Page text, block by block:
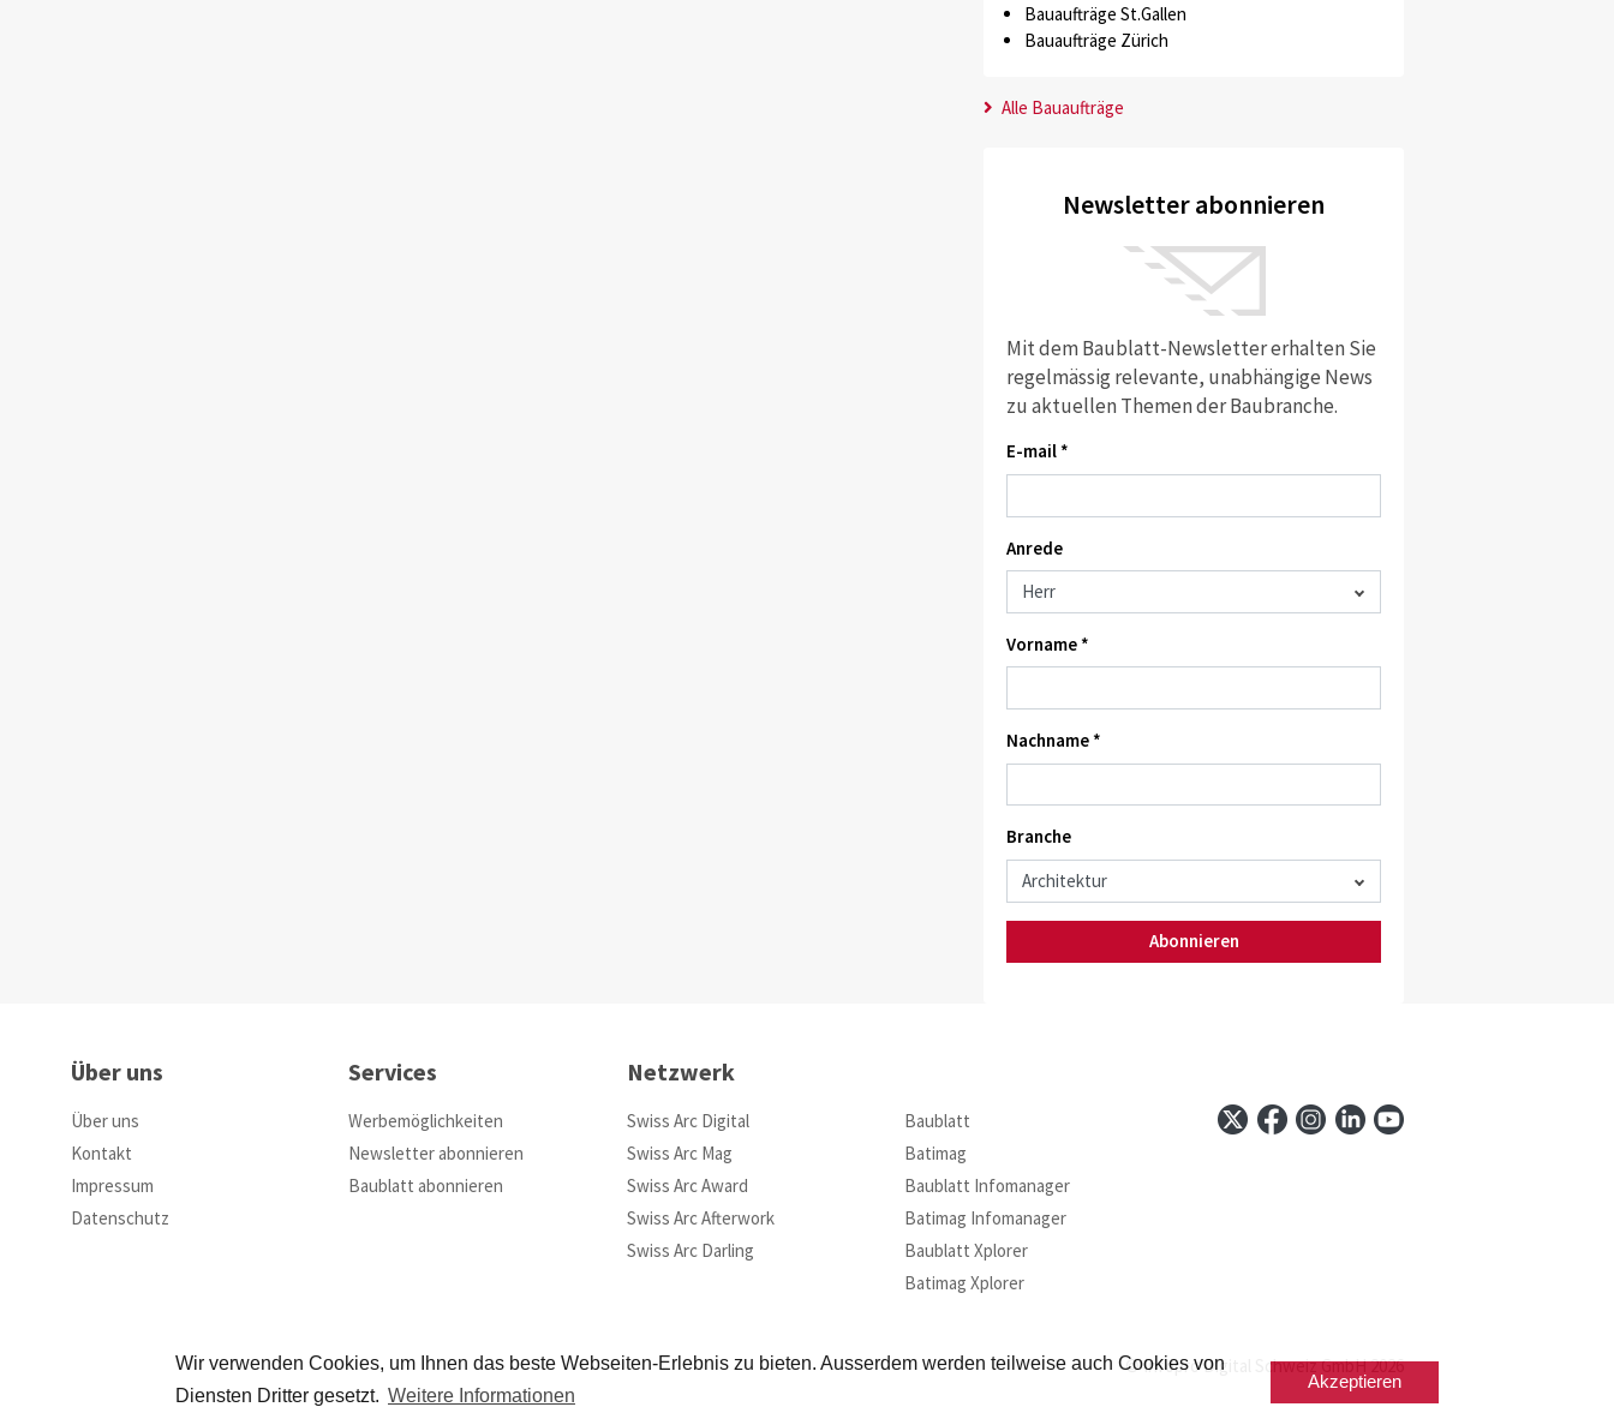
Wir verwenden Cookies, um Ihnen das beste Webseiten-Erlebnis zu bieten. Ausserdem werden teilweise auch Cookies von
Diensten Dritter gesetzt. Weitere Informationen
Akzeptieren
Bauaufträge St.Gallen
Bauaufträge Zürich
Alle Bauaufträge
Newsletter abonnieren
Mit dem Baublatt-Newsletter erhalten Sie
regelmässig relevante, unabhängige News
zu aktuellen Themen der Baubranche.
E-mail *
Anrede
Vorname *
Nachname *
Branche
Abonnieren
Über uns
Über uns
Kontakt
Impressum
Datenschutz
Services
Werbemöglichkeiten
Newsletter abonnieren
Baublatt abonnieren
Netzwerk
Swiss Arc Digital
Swiss Arc Mag
Swiss Arc Award
Swiss Arc Afterwork
Swiss Arc Darling
Baublatt
Batimag
Baublatt Infomanager
Batimag Infomanager
Baublatt Xplorer
Batimag Xplorer
© Infopro Digital Schweiz GmbH 2026